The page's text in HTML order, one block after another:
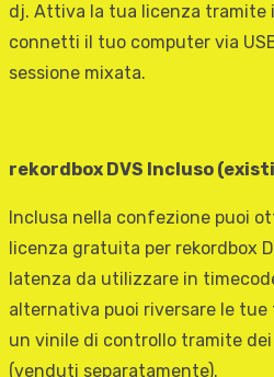
dj. Attiva la tua licenza tramite
connetti il tuo computer via
sessione mixata.
rekordbox DVS Incluso
Inclusa nella confezione puoi
licenza gratuita per rekordbox
latenza da utilizzare in
alternativa puoi riversare le
un vinile di controllo tramite
(venduti separatamente).